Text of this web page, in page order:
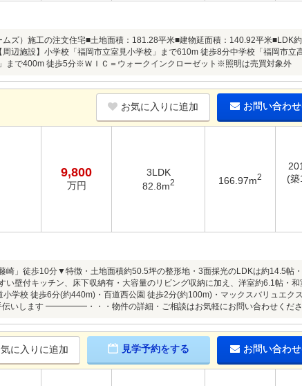
ズ）施工の注文住宅■土地面積：181.28平米■建物延面積：140.92平米■LDK
辺施設】小学校「福岡市立室見小学校」まで610m 徒歩8分中学校「福岡市立
まで400m 徒歩5分※ＷＩＣ＝ウォークインクローゼット※照明は売買対象外
お気に入りに追加 お問い合わ
9,800
万円
3LDK
82.8m2 166.97m2
(築
崎」徒歩10分▼特徴・土地面積約50.5坪の整形地・3面採光のLDKは約14.5帖
い壁付キッチン、床下収納有・大容量のリビング収納に加え、洋室約6.1帖・
学校 徒歩6分(約440m)・百道西公園 徒歩2分(約100m)・マックスバリュエク
伝いします ━━━━━・・・物件の詳細・ご相談はお気軽にお問い合わせくださ
に入りに追加 見学予約をする お問い合わ